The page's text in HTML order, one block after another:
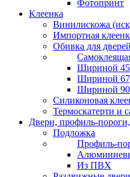
Фотопринт
Клеенка
Винилискожа
Импортная
Обивка для дверей
Шириной
Шириной
Шириной
Силиконовая
Термоскатерти и
Двери, профиль-
Подложка
Профиль-
Из ПВХ